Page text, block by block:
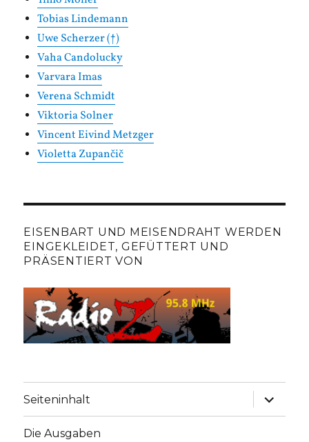
Tobias Lindemann
Uwe Scherzer (†)
Vaha Candolucky
Varvara Imas
Verena Schmidt
Viktoria Solner
Vincent Eivind Metzger
Violetta Zupančič
EISENBART UND MEISENDRAHT WERDEN
EINGEKLEIDET, GEFÜTTERT UND
PRÄSENTIERT VON
Seiteninhalt
Die Ausgaben